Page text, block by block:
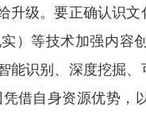
级。要正确认识
）等技术加强内
识别、深度挖掘
借自身资源优势